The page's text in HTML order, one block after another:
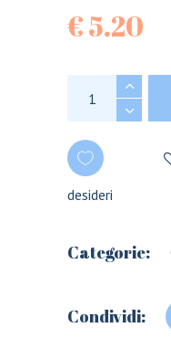
€5.20
desideri
Categorie:
Condividi: